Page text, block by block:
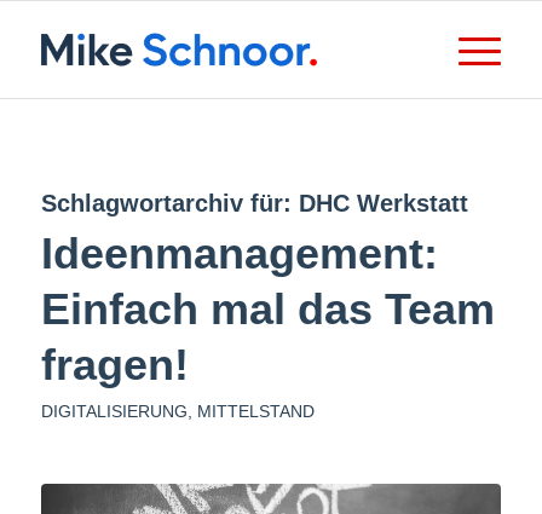
Schlagwortarchiv für: DHC Werkstatt
Ideenmanagement:
Einfach mal das Team
fragen!
DIGITALISIERUNG MITTELSTAND